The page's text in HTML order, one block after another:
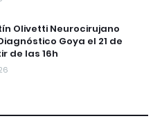
Olivetti Neurocirujano
Goya el 21 de
de las 16h